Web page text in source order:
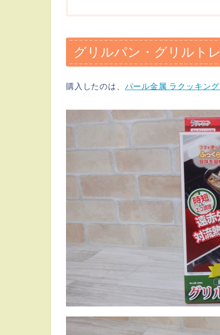
グリルパン・グリルト
購入したのは、 パール金属 ラクッキン